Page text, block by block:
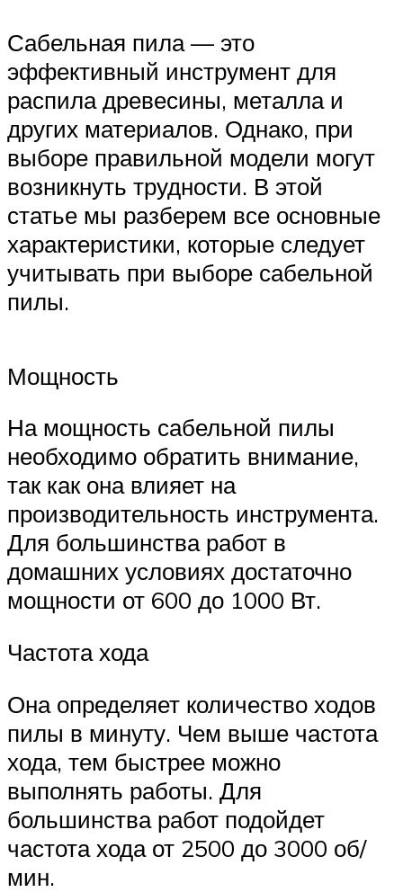
Сабельная пила — это
эффективный инструмент для
распила древесины, металла и
других материалов. Однако, при
выборе правильной модели могут
возникнуть трудности. В этой
статье мы разберем все основные
характеристики, которые следует
учитывать при выборе сабельной
пилы.
Мощность
На мощность сабельной пилы
необходимо обратить внимание,
так как она влияет на
производительность инструмента.
Для большинства работ в
домашних условиях достаточно
мощности от 600 до 1000 Вт.
Частота хода
Она определяет количество ходов
пилы в минуту. Чем выше частота
хода, тем быстрее можно
выполнять работы. Для
большинства работ подойдет
частота хода от 2500 до 3000 об/
мин.